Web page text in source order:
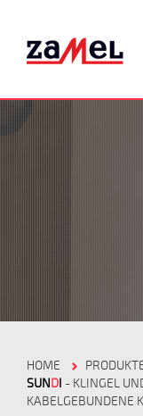
HOME
SUNDI - KLINGEL
KABELGEBUNDENE